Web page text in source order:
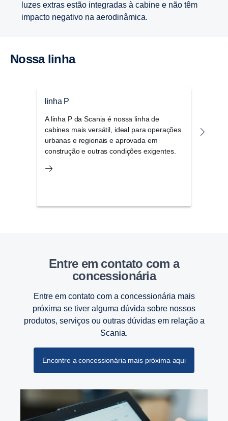
luzes extras estão integradas à cabine e não têm
impacto negativo na aerodinâmica.
Nossa linha
linha P
A linha P da Scania é nossa linha de
cabines mais versátil, ideal para operações
urbanas e regionais e aprovada em
construção e outras condições exigentes.
Entre em contato com a
concessionária
Entre em contato com a concessionária mais
próxima se tiver alguma dúvida sobre nossos
produtos, serviços ou outras dúvidas em relação a
Scania.
Encontre a concessionária mais próxima aqui